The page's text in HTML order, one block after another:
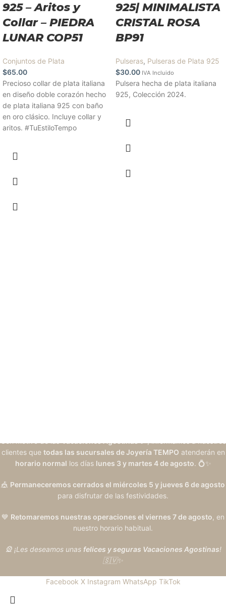
925 – Aritos y
Collar – PIEDRA
LUNAR COP51
Conjuntos de Plata
$65.00
Precioso collar de plata italiana
en diseño doble corazón hecho
de plata italiana 925 con baño
en oro clásico. Incluye collar y
aritos. #TuEstiloTempo
925| MINIMALISTA
CRISTAL ROSA
BP91
Pulseras, Pulseras de Plata 925
$30.00 IVA Incluido
Pulsera hecha de plata italiana
925, Colección 2024.
clientes que todas las sucursales de Joyería TEMPO atenderán en
horario normal los días lunes 3 y martes 4 de agosto. 💍✨
🎪 Permaneceremos cerrados el miércoles 5 y jueves 6 de agosto
para disfrutar de las festividades.
💙 Retomaremos nuestras operaciones el viernes 7 de agosto, en
nuestro horario habitual.
🎡 ¡Les deseamos unas felices y seguras Vacaciones Agostinas!
🇸🇻✨
Facebook X Instagram WhatsApp TikTok